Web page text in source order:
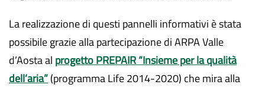
La realizzazione di questi pannelli informativi è stata
possibile grazie alla partecipazione di ARPA Valle
d’Aosta al progetto PREPAIR “Insieme per la qualità
dell’aria”(programma Life 2014-2020) che mira alla